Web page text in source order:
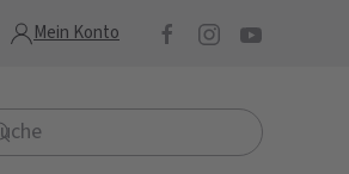
Mein Konto